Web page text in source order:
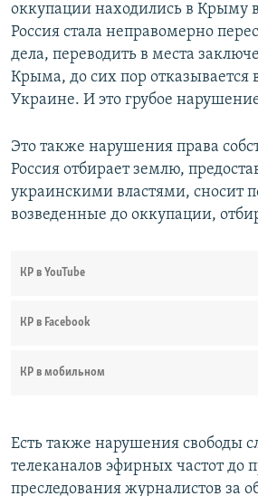
оккупации находились в Крыму
Россия стала неправомерно
дела, переводить в места
Крыма, до сих пор отказывается
Украине. И это грубое
Это также нарушения права
Россия отбирает землю,
украинскими властями, сносит
возведенные до оккупации,
КР в YouTube
КР в Facebook
КР в мобильном
Есть также нарушения свободы
телеканалов эфирных частот до
преследования журналистов за